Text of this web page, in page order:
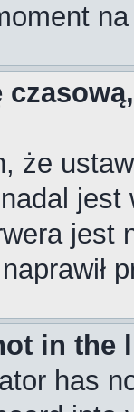
że
jest
in the
has